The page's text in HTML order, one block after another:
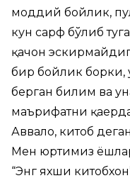
моддий бойлик,
кун сарф бўлиб
қачон
бир бойлик борки,
берган билим ва
маърифатни
Аввало, китоб
Мен юртимиз
“Энг яхши